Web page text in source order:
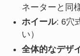
ネーターと同
ホイール: 6穴
い）
全体的なデザ